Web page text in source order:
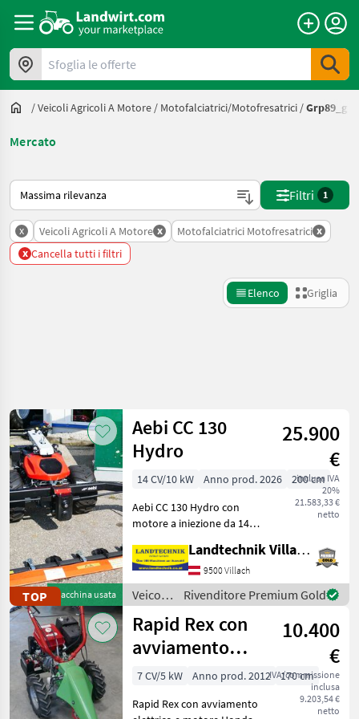
Sfoglia le offerte
/Veicoli Agricoli A Motore / Motofalciatrici/motofresatrici /
Mercato
Ecco come viene ordinato su Landwirt.com
Filtri 1
x Veicoli Agricoli A Motore x Motofalciatrici Motofresatrici x
x Cancella tutti i filtri
Elenco Griglia
ricerca
Categoria Paese
PERCORSO
ATTUALE
Settore
agricolo
Veicoli
Agricoli
Motore
Motofalciatrici
Motofresatrici
SCEGLI
CATEGORIA
Reimposta
Mostra
195
risultati
TOP Macchina usata
Aebi CC 130
Hydro
25.900
€
inclusa IVA
20%
21.583,33 €
netto
14 CV/10 kW Anno prod. 2026
200 cm
Aebi CC 130 Hydro con
motore a iniezione da 14
20% rispetto al modello
precedente, cambio
elettrico per il comfort di
grandi e piccini, 2 fa
Landtechnik Villach GmbH
9500 Villach
Veicoli
agricoli
a
motore
/ Aebi
Rivenditore Premium Gold
Rapid Rex con
avviamento
elettrico
10.400
€
IVA/commissione
inclusa
9.203,54 €
netto
7 CV/5 kW Anno prod. 2012
170 cm
Rapid Rex con avviamento